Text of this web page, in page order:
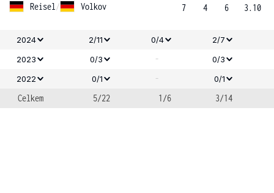
Reisel / Volkov 7
4
6
3.10
2024 2/11 0/4
2/7
2023
0/3 -
0/3
2022
0/1 - 0/1
Celkem 5/22 1/6 3/14